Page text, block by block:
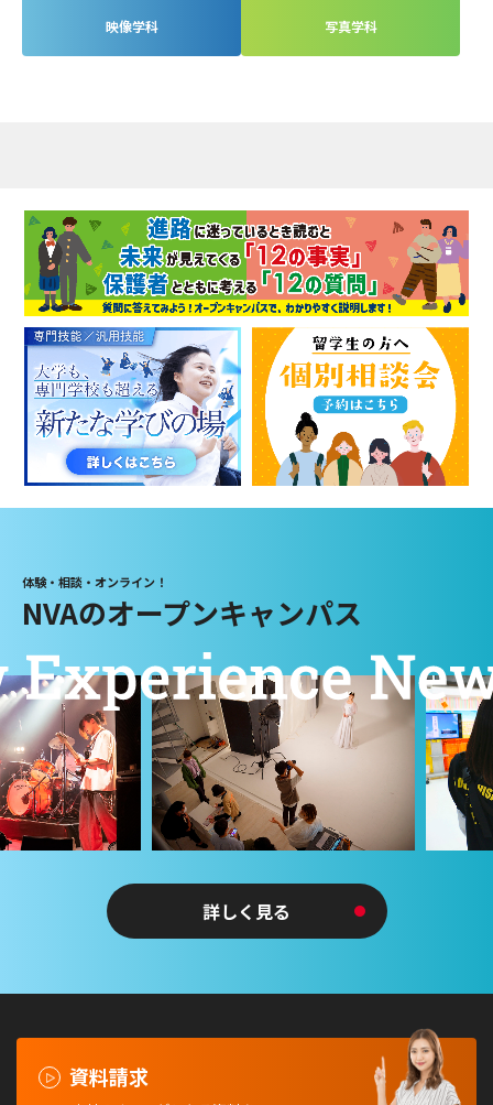
映像学科 写真学科
体験・相談・オンライン！
NVAのオープンキャンパス
詳しく見る
資料請求